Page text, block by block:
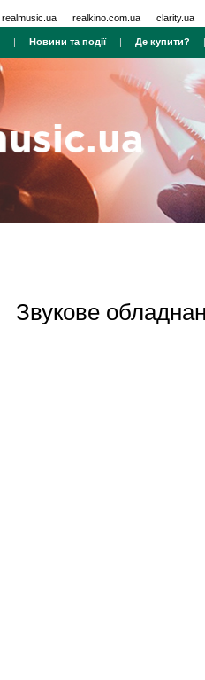
realmusic.ua realkino.com.ua clarity.ua
| Новини та події| Де купити?
Звукове